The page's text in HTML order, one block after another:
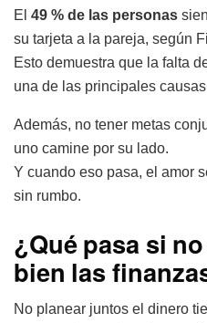
El 49 % de las personas
su tarjeta a la pareja, según
Esto demuestra que la falta
una de las principales
Además, no tener metas
uno camine por su lado.
Y cuando eso pasa, el amor
sin rumbo.
¿Qué pasa si
bien las
No planear juntos el dinero